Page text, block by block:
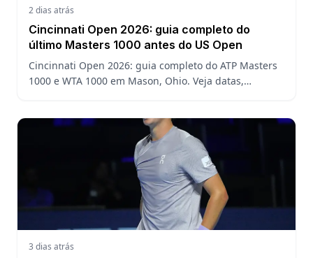
2 dias atrás
Cincinnati Open 2026: guia completo do
último Masters 1000 antes do US Open
Cincinnati Open 2026: guia completo do ATP Masters
1000 e WTA 1000 em Mason, Ohio. Veja datas,
3 dias atrás